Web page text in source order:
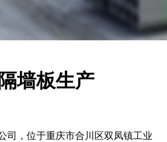
墙板生产
司，位于重庆市合川区双凤镇工业